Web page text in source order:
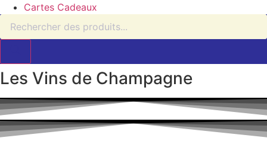
Cartes Cadeaux
Recherche
de
produits
Les Vins de Champagne